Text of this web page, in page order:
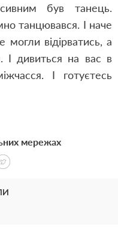
був танець.
танцювався. І наче
могли відірватись, а
І дивиться на вас в
І готуєтесь
мережах